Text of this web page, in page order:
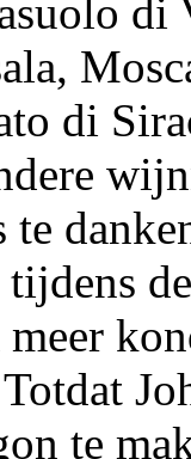
di
di
te